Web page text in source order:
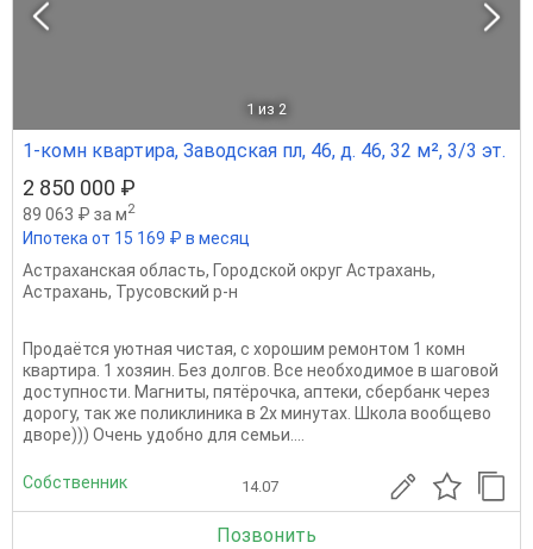
1 из 2
1-комн квартира, Заводская пл, 46, д. 46, 32 м², 3/3 эт.
2 850 000 ₽
89 063 ₽ за м2
Ипотека от 15 169 ₽ в месяц
Астраханская область, Городской округ Астрахань,
Астрахань, Трусовский р-н
Продаётся уютная чистая, с хорошим ремонтом 1 комн
квартира. 1 хозяин. Без долгов. Все необходимое в шаговой
доступности. Магниты, пятёрочка, аптеки, сбербанк через
дорогу, так же поликлиника в 2х минутах. Школа вообщево
дворе))) Очень удобно для семьи....
Собственник 14.07
Позвонить